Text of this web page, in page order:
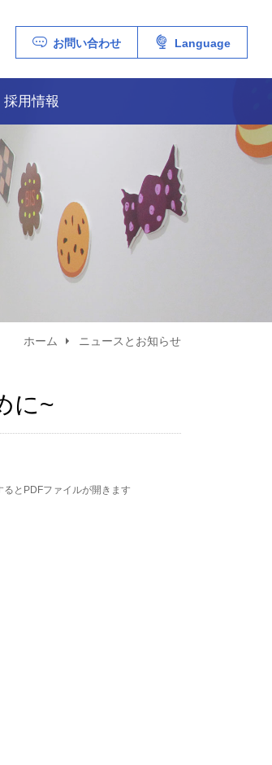
お問い合わせ Language
採用情報
ホーム ニュースとお知らせ
に~
るとPDFファイルが開きます